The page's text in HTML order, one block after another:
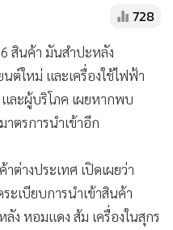
728
สินค้า มันสำปะหลัง
ต์ใหม่ และเครื่องใช้ไฟฟ้า
ละผู้บริโภค เผยหากพบ
ตรการนำเข้าอีก
างประเทศ เปิดเผยว่า
ะเบียบการนำเข้าสินค้า
ง หอมแดง ส้ม เครื่องในสุกร